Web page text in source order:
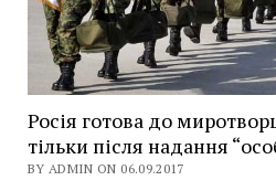
Росія готова до
тільки після надання
BY ADMIN ON 06.09.2017